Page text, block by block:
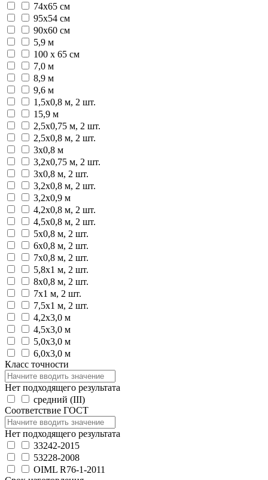
74х65 см
95х54 см
90х60 см
5,9 м
100 х 65 см
7,0 м
8,9 м
9,6 м
1,5х0,8 м, 2 шт.
15,9 м
2,5х0,75 м, 2 шт.
2,5х0,8 м, 2 шт.
3х0,8 м
3,2х0,75 м, 2 шт.
3х0,8 м, 2 шт.
3,2х0,8 м, 2 шт.
3,2х0,9 м
4,2х0,8 м, 2 шт.
4,5х0,8 м, 2 шт.
5х0,8 м, 2 шт.
6х0,8 м, 2 шт.
7х0,8 м, 2 шт.
5,8х1 м, 2 шт.
8х0,8 м, 2 шт.
7х1 м, 2 шт.
7,5х1 м, 2 шт.
4,2х3,0 м
4,5х3,0 м
5,0х3,0 м
6,0х3,0 м
Класс точности
Нет подходящего результата
средний (III)
Соответствие ГОСТ
Нет подходящего результата
33242-2015
53228-2008
OIML R76-1-2011